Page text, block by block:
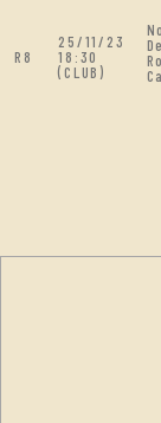
R8
25/11/23
18:30
(CLUB)